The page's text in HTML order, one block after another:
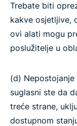
Trebate biti
kakve osjetljive,
ovi alati mogu
poslužitelje u
(d)
suglasni ste da
treće strane,
dostupnom